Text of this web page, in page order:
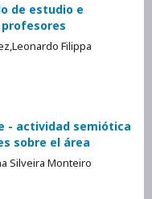
de estudio e
Filippa
- actividad semiótica
sobre el área
Silveira Monteiro